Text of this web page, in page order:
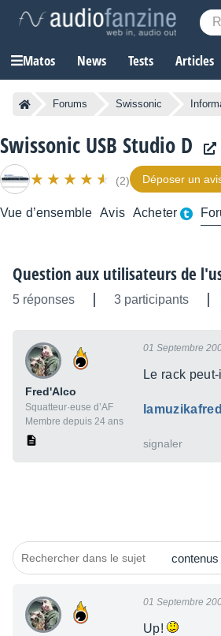
Matos News Tests Articles
Forums Swissonic
Swissonic USB Studio D
(2) Déposer un
Vue d’ensemble Avis Acheter
Question aux utilisateurs de
5 réponses 3 participants
Fred'Alco
Squatteur·euse d’AF
Membre depuis 24 ans
01 Septembre
Le rack
signaler
01 Septembre
Up!